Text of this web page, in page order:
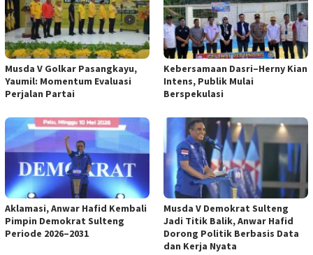
Musda V Golkar Pasangkayu,
Yaumil: Momentum Evaluasi
Perjalan Partai
Kebersamaan Dasri–Herny Kian
Intens, Publik Mulai
Berspekulasi
Aklamasi, Anwar Hafid Kembali
Pimpin Demokrat Sulteng
Periode 2026–2031
Musda V Demokrat Sulteng
Jadi Titik Balik, Anwar Hafid
Dorong Politik Berbasis Data
dan Kerja Nyata